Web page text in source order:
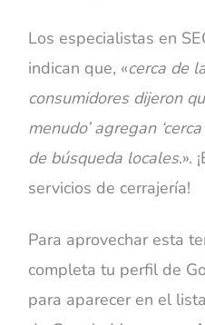
Los especialistas en
indican que, «cerca de
consumidores dijeron
menudo’ agregan
de búsqueda locales.».
servicios de cerrajería!
Para aprovechar esta
completa tu perfil de
para aparecer en el